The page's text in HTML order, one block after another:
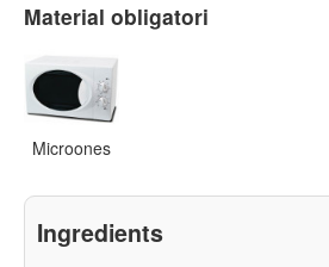
Material obligatori
Microones
Ingredients